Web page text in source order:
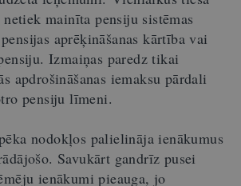
mainīta pensiju sistēmas
aprēķināšanas kārtība vai
Izmaiņas paredz tikai
apdrošināšanas iemaksu pārdali
pensiju līmeni.
nodokļos palielināja ienākumus
Savukārt gandrīz pusei
ienākumi pieauga, jo